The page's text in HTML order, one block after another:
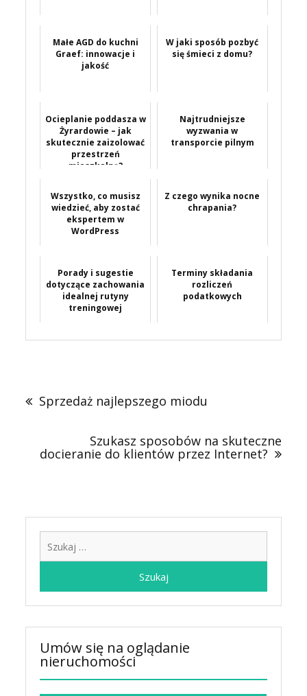
Małe AGD do kuchni
Graef: innowacje i
jakość
W jaki sposób pozbyć
się śmieci z domu?
Ocieplanie poddasza w
Żyrardowie – jak
skutecznie zaizolować
przestrzeń
mieszkalną?
Najtrudniejsze
wyzwania w
transporcie pilnym
Wszystko, co musisz
wiedzieć, aby zostać
ekspertem w
WordPress
Z czego wynika nocne
chrapania?
Porady i sugestie
dotyczące zachowania
idealnej rutyny
treningowej
Terminy składania
rozliczeń
podatkowych
Sprzedaż najlepszego miodu
Szukasz sposobów na skuteczne
docieranie do klientów przez Internet?
Umów się na oglądanie
nieruchomości